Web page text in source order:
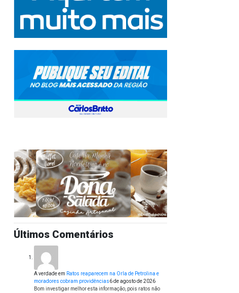
Últimos Comentários
A verdadeem Ratos reaparecem na Orla de Petrolina e
moradores cobram providências6 de agosto de 2026
Bom investigar melhor esta informação, pois ratos não